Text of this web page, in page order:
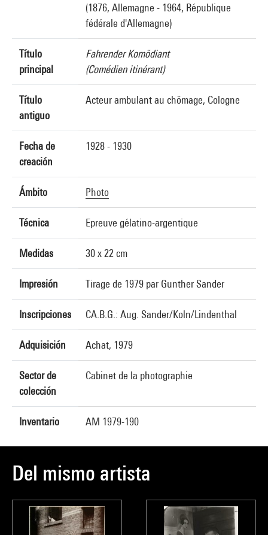
(1876, Allemagne - 1964, République
fédérale d'Allemagne)
Título
principal
Fahrender Komödiant
(Comédien itinérant)
Título
antiguo
Acteur ambulant au chômage, Cologne
Fecha de
creación
1928 - 1930
Ámbito Photo
Técnica Epreuve gélatino-argentique
Medidas 30 x 22 cm
Impresión Tirage de 1979 par Gunther Sander
Inscripciones CA.B.G.: Aug. Sander/Koln/Lindenthal
Adquisición Achat, 1979
Sector de
colección
Cabinet de la photographie
Inventario AM 1979-190
Del mismo artista